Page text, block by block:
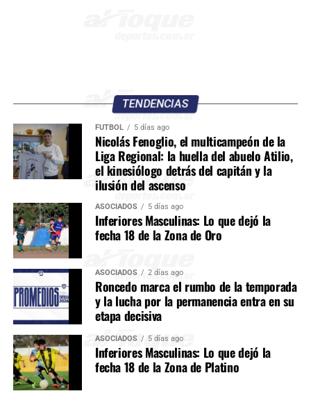
TENDENCIAS
FÚTBOL 5 días ago
Nicolás Fenoglio, el multicampeón de la
Liga Regional: la huella del abuelo Atilio,
el kinesiólogo detrás del capitán y la
ilusión del ascenso
ASOCIADOS 5 días ago
Inferiores Masculinas: Lo que dejó la
fecha 18 de la Zona de Oro
ASOCIADOS 2 días ago
Roncedo marca el rumbo de la temporada
y la lucha por la permanencia entra en su
etapa decisiva
ASOCIADOS 5 días ago
Inferiores Masculinas: Lo que dejó la
fecha 18 de la Zona de Platino